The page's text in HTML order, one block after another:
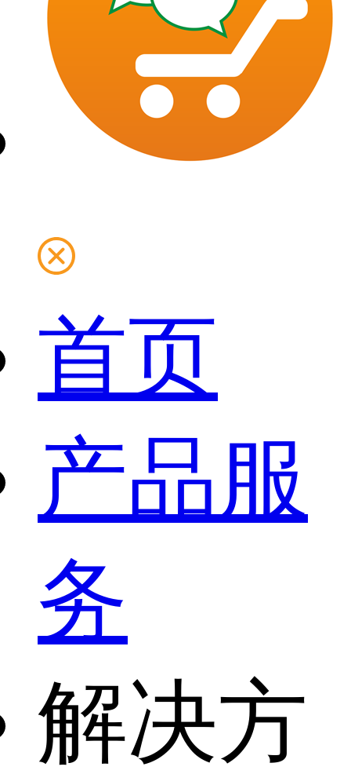
首页
产品服
务
解决方